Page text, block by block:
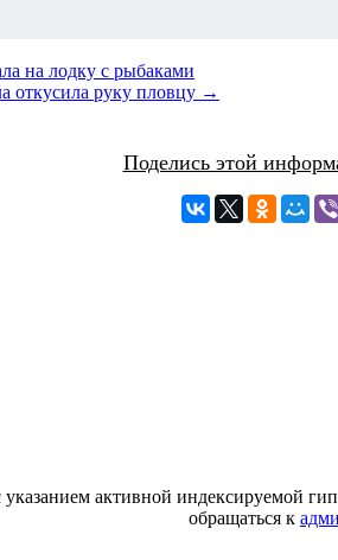
на лодку с рыбаками
откусила руку пловцу →
Поделись этой
указанием активной индексируемой
обращаться к